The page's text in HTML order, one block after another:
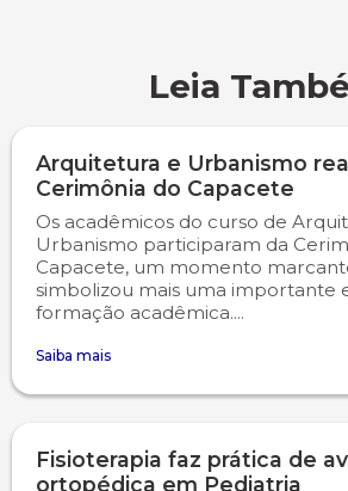
Leia
Arquitetura e Urbanismo
Cerimônia do Capacete
Os acadêmicos do curso de
Urbanismo participaram da
Capacete, um momento
simbolizou mais uma importante
formação acadêmica....
Saiba mais
Fisioterapia faz prática de
ortopédica em Pediatria